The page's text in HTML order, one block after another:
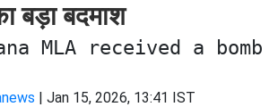
बड़ा बदमाश
MLA received a
| Jan 15, 2026, 13:41 IST